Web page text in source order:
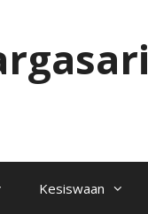
Kesiswaan